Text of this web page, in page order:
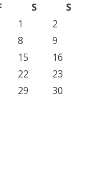
S
S
1
2
8
9
15
16
22
23
29
30